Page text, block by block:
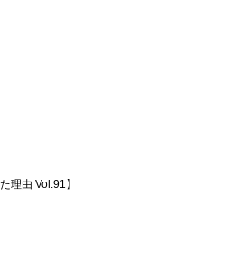
理由 Vol.91】